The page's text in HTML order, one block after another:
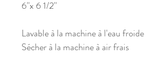
6''x 6 1/2''
Lavable à la machine à l'eau froide
Sécher à la machine à air frais